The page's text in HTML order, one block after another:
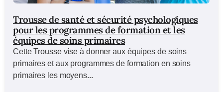
Trousse de santé et sécurité psychologiques
pour les programmes de formation et les
équipes de soins primaires
Cette Trousse vise à donner aux équipes de soins
primaires et aux programmes de formation en soins
primaires les moyens...